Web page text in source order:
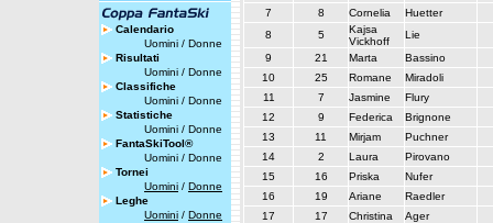
Calendario
Uomini / Donne
Risultati
Uomini / Donne
Classifiche
Uomini / Donne
Statistiche
Uomini / Donne
FantaSkiTool®
Uomini / Donne
Tornei
Uomini / Donne
Leghe
Uomini / Donne
7
8 Cornelia
Huetter
8
5
Kajsa
Vickhoff
Lie
9
21 Marta
Bassino
10
25 Romane
Miradoli
11
7 Jasmine
Flury
12
9 Federica
Brignone
13
11 Mirjam
Puchner
14
2 Laura
Pirovano
15
16 Priska
Nufer
16
19 Ariane
Raedler
17
17 Christina
Ager